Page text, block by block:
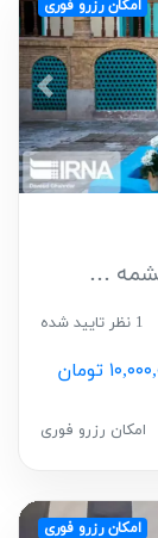
امکان رزرو فوری
...
1 نظر تایید شده
امکان رزرو فوری
امکان رزرو فوری